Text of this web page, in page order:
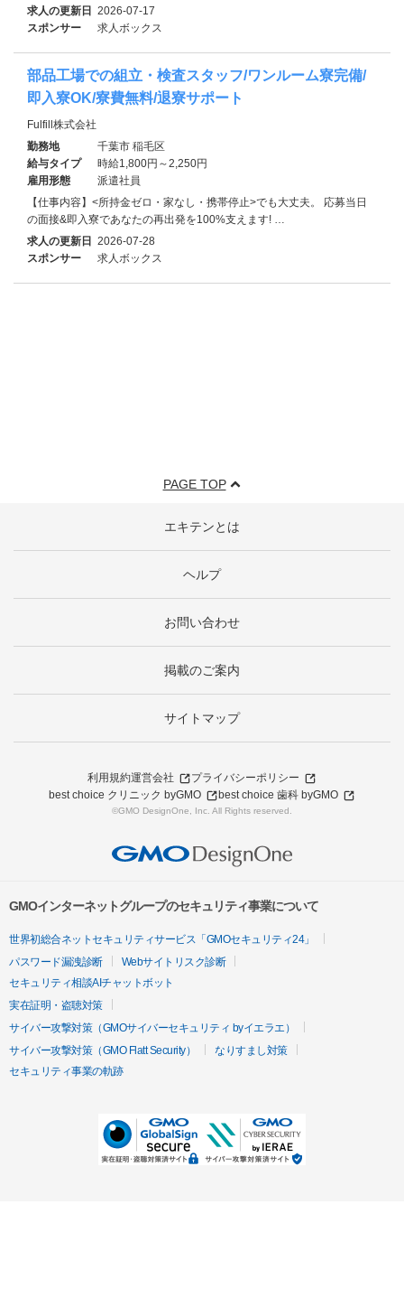
求人の更新日 2026-07-17
スポンサー
求人ボックス
部品工場での組立・検査スタッフ/ワンルーム寮完備/
即入寮OK/寮費無料/退寮サポート
Fulfill株式会社
勤務地
千葉市 稲毛区
給与タイプ
時給1,800円～2,250円
雇用形態
派遣社員
【仕事内容】<所持金ゼロ・家なし・携帯停止>でも大丈夫。 応募当日
の面接&即入寮であなたの再出発を100%支えます! …
求人の更新日 2026-07-28
スポンサー
求人ボックス
PAGE TOP
エキテンとは
ヘルプ
お問い合わせ
掲載のご案内
サイトマップ
利用規約運営会社
プライバシーポリシー
best choice クリニック byGMO
best choice 歯科 byGMO
©GMO DesignOne, Inc. All Rights reserved.
GMOインターネットグループのセキュリティ事業について
世界初総合ネットセキュリティサービス「GMOセキュリティ24」
パスワード漏洩診断
Webサイトリスク診断
セキュリティ相談AIチャットボット
実在証明・盗聴対策
サイバー攻撃対策（GMOサイバーセキュリティ byイエラエ）
サイバー攻撃対策（GMO Flatt Security）
なりすまし対策
セキュリティ事業の軌跡